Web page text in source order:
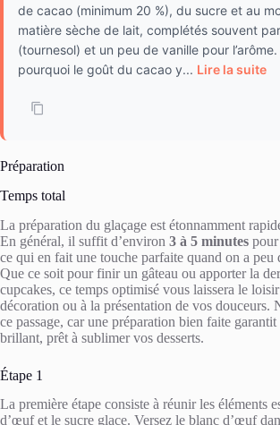
de cacao (minimum 20 %), du sucre et au
matière sèche de lait, complétés souvent
(tournesol) et un peu de vanille pour
pourquoi le goût du cacao y... Lire la suite
Préparation
Temps total
La préparation du glaçage est étonnamment
En général, il suffit d’environ 3 à 5 minutes pour
ce qui en fait une touche parfaite quand on a peu
Que ce soit pour finir un gâteau ou apporter la
cupcakes, ce temps optimisé vous laissera le
décoration ou à la présentation de vos douceurs.
ce passage, car une préparation bien faite
brillant, prêt à sublimer vos desserts.
Étape 1
La première étape consiste à réunir les éléments
d’œuf et le sucre glace. Versez le blanc d’œuf